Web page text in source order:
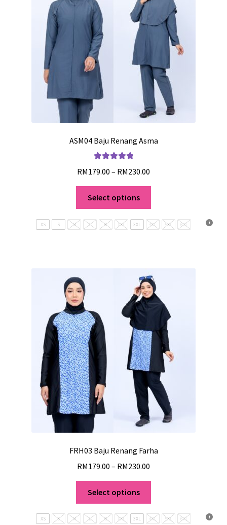
ASM04 Baju Renang Asma
RM179.00 – RM230.00
Select options
XS S M L XL XXL 3XL 4XL 5XL 6XL
FRH03 Baju Renang Farha
RM179.00 – RM230.00
Select options
XS S M L XL XXL 3XL 4XL 5XL 6XL